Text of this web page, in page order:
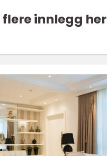
flere innlegg her